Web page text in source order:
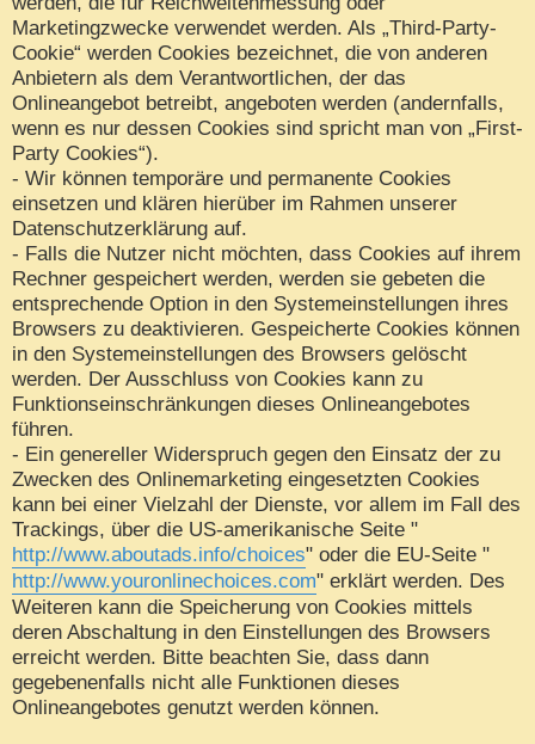
Marketingzwecke verwendet werden. Als „Third-Party-
Cookie“ werden Cookies bezeichnet, die von anderen
Anbietern als dem Verantwortlichen, der das
Onlineangebot betreibt, angeboten werden (andernfalls,
wenn es nur dessen Cookies sind spricht man von „First-
Party Cookies“).
- Wir können temporäre und permanente Cookies
einsetzen und klären hierüber im Rahmen unserer
Datenschutzerklärung auf.
- Falls die Nutzer nicht möchten, dass Cookies auf ihrem
Rechner gespeichert werden, werden sie gebeten die
entsprechende Option in den Systemeinstellungen ihres
Browsers zu deaktivieren. Gespeicherte Cookies können
in den Systemeinstellungen des Browsers gelöscht
werden. Der Ausschluss von Cookies kann zu
Funktionseinschränkungen dieses Onlineangebotes
führen.
- Ein genereller Widerspruch gegen den Einsatz der zu
Zwecken des Onlinemarketing eingesetzten Cookies
kann bei einer Vielzahl der Dienste, vor allem im Fall des
Trackings, über die US-amerikanische Seite "
http://www.aboutads.info/choices" oder die EU-Seite "
http://www.youronlinechoices.com" erklärt werden. Des
Weiteren kann die Speicherung von Cookies mittels
deren Abschaltung in den Einstellungen des Browsers
erreicht werden. Bitte beachten Sie, dass dann
gegebenenfalls nicht alle Funktionen dieses
Onlineangebotes genutzt werden können.